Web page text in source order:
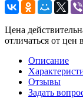
Цена
отличаться от цен
Описание
Отзывы
Задать